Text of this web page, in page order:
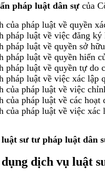
pháp luật dân sự của
của pháp luật về quyền
pháp luật về việc đăng
pháp luật về quyền sở
pháp luật về quyền hiến
pháp luật về quyền tự do
pháp luật về việc xác lập
của pháp luật về việc
của pháp luật về các hoạt
của pháp luật về việc xác
sư tư pháp luật dân
dịch vụ luật